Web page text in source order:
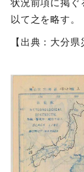
状況前項に掲ぐ
以て之を略す。
【出典：大分